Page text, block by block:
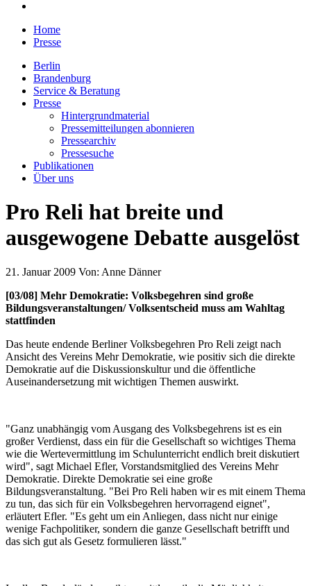
Home
Presse
Berlin
Brandenburg
Service & Beratung
Presse
Hintergrundmaterial
Pressemitteilungen abonnieren
Pressearchiv
Pressesuche
Publikationen
Über uns
Pro Reli hat breite und
ausgewogene Debatte ausgelöst
21. Januar 2009 Von: Anne Dänner
[03/08] Mehr Demokratie: Volksbegehren sind große
Bildungsveranstaltungen/ Volksentscheid muss am Wahltag
stattfinden
Das heute endende Berliner Volksbegehren Pro Reli zeigt nach
Ansicht des Vereins Mehr Demokratie, wie positiv sich die direkte
Demokratie auf die Diskussionskultur und die öffentliche
Auseinandersetzung mit wichtigen Themen auswirkt.
"Ganz unabhängig vom Ausgang des Volksbegehrens ist es ein
großer Verdienst, dass ein für die Gesellschaft so wichtiges Thema
wie die Wertevermittlung im Schulunterricht endlich breit diskutiert
wird", sagt Michael Efler, Vorstandsmitglied des Vereins Mehr
Demokratie. Direkte Demokratie sei eine große
Bildungsveranstaltung. "Bei Pro Reli haben wir es mit einem Thema
zu tun, das sich für ein Volksbegehren hervorragend eignet",
erläutert Efler. "Es geht um ein Anliegen, dass nicht nur einige
wenige Fachpolitiker, sondern die ganze Gesellschaft betrifft und
das sich gut als Gesetz formulieren lässt."